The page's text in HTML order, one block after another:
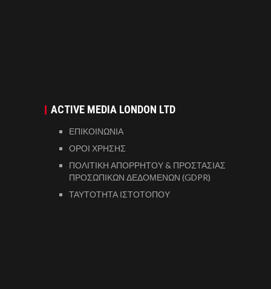
ACTIVE MEDIA LONDON LTD
ΕΠΙΚΟΙΝΩΝΙΑ
ΟΡΟΙ ΧΡΗΣΗΣ
ΠΟΛΙΤΙΚΗ ΑΠΟΡΡΗΤΟΥ & ΠΡΟΣΤΑΣΙΑΣ
ΠΡΟΣΩΠΙΚΩΝ ΔΕΔΟΜΕΝΩΝ (GDPR)
ΤΑΥΤΟΤΗΤΑ ΙΣΤΟΤΟΠΟΥ